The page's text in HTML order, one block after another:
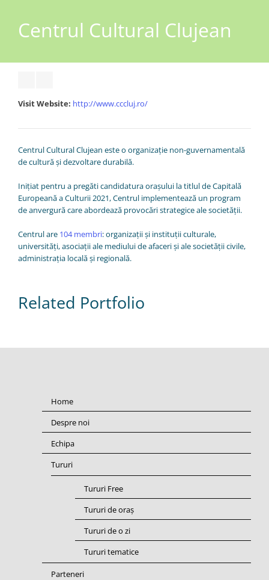
Centrul Cultural Clujean
Visit Website: http://www.cccluj.ro/
Centrul Cultural Clujean este o organizație non-guvernamentală
de cultură și dezvoltare durabilă.
Inițiat pentru a pregăti candidatura orașului la titlul de Capitală
Europeană a Culturii 2021, Centrul implementează un program
de anvergură care abordează provocări strategice ale societății.
Centrul are 104 membri: organizații și instituții culturale,
universități, asociații ale mediului de afaceri și ale societății civile,
administrația locală și regională.
Related Portfolio
Home
Despre noi
Echipa
Tururi
Tururi Free
Tururi de oraș
Tururi de o zi
Tururi tematice
Parteneri